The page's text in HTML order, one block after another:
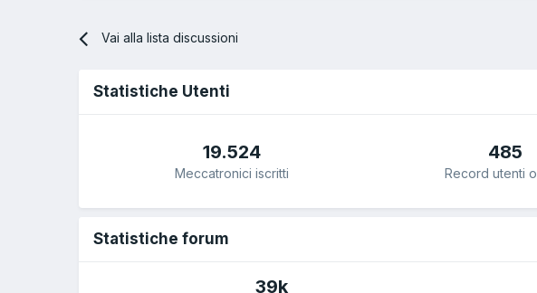
Vai alla lista discussioni
Statistiche Utenti
19.524
Meccatronici iscritti
485
Record utenti
Statistiche forum
39k